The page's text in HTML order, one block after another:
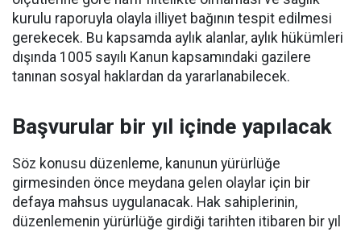
kurulu raporuyla olayla illiyet bağının tespit edilmesi
gerekecek. Bu kapsamda aylık alanlar, aylık hükümleri
dışında 1005 sayılı Kanun kapsamındaki gazilere
tanınan sosyal haklardan da yararlanabilecek.
Başvurular bir yıl içinde yapılacak
Söz konusu düzenleme, kanunun yürürlüğe
girmesinden önce meydana gelen olaylar için bir
defaya mahsus uygulanacak. Hak sahiplerinin,
düzenlemenin yürürlüğe girdiği tarihten itibaren bir yıl